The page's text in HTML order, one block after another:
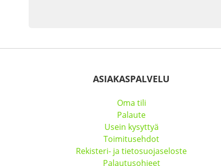
ASIAKASPALVELU
Oma tili
Palaute
Usein kysyttyä
Toimitusehdot
Rekisteri- ja tietosuojaseloste
Palautusohjeet